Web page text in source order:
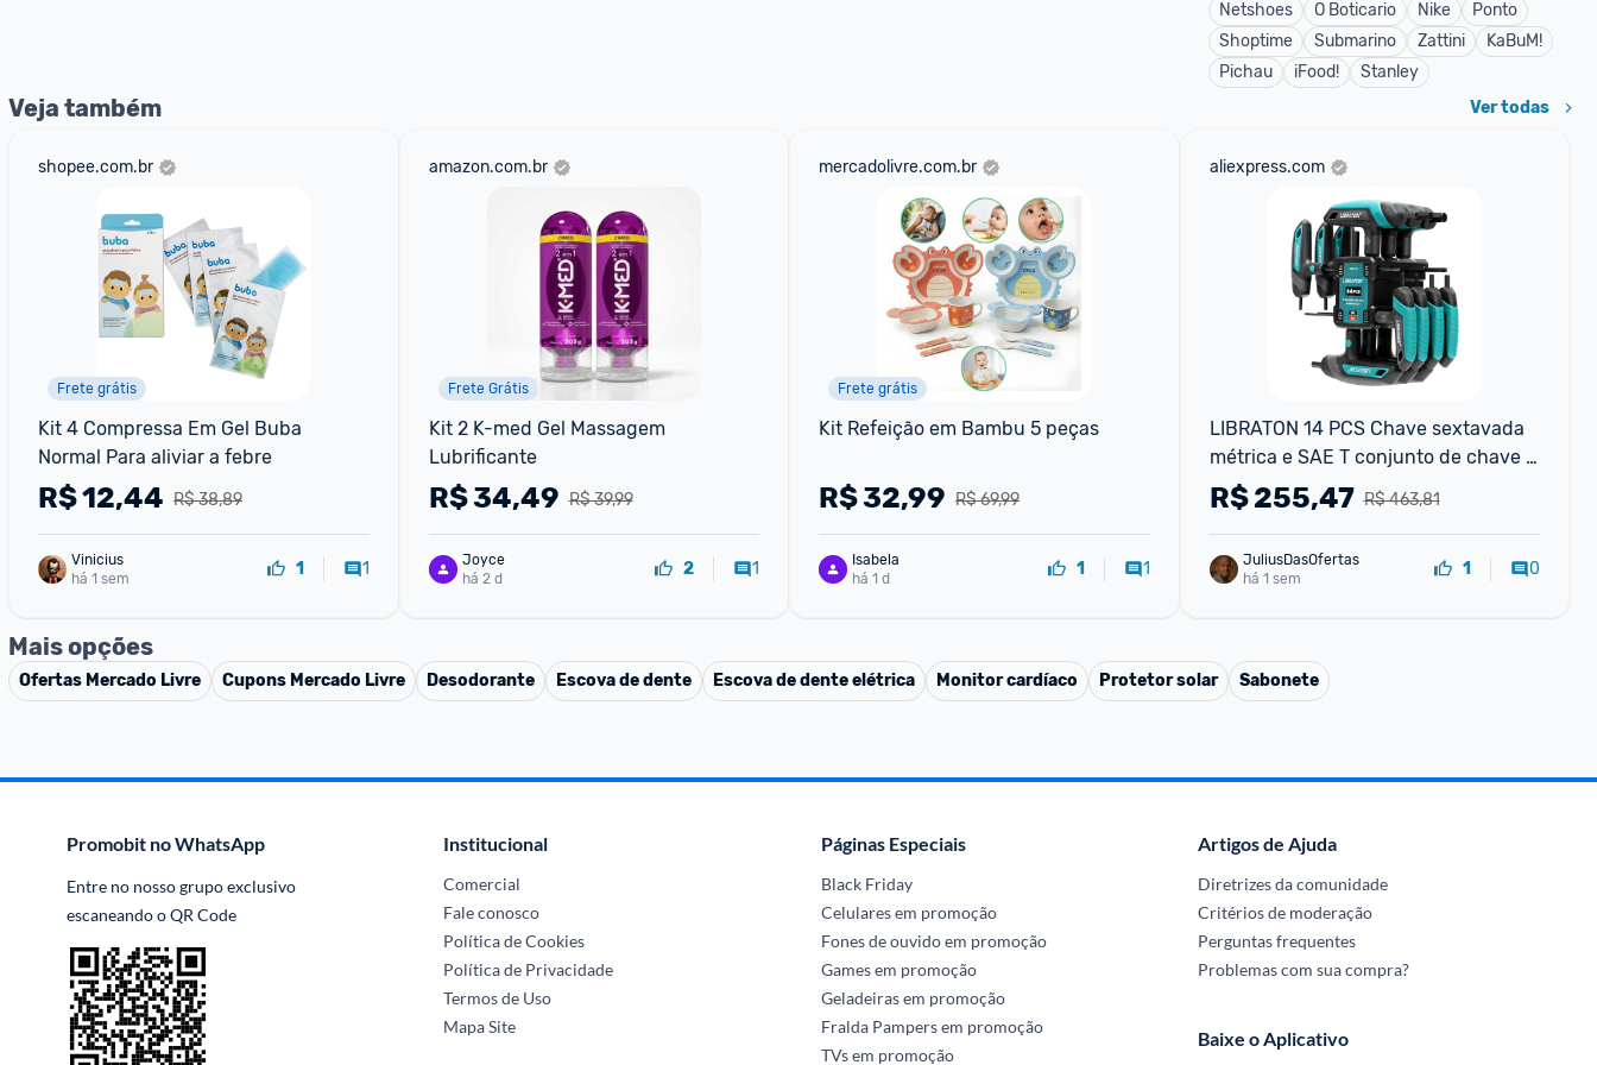
Netshoes
O Boticario Nike
Ponto
Shoptime
Submarino Zattini
KaBuM!
Pichau
iFood! Stanley
Veja também Ver todas
shopee.com.br
Frete grátis
Kit 4 Compressa Em Gel Buba
Normal Para aliviar a febre
R$ 38,89
R$12,44
Vinicius
há 1 sem
1 1
amazon.com.br
Frete Grátis
Kit 2 K-med Gel Massagem
Lubrificante
R$ 39,99
R$34,49
Joyce
há 2 d
2 1
mercadolivre.com.br
Frete grátis
Kit Refeição em Bambu 5 peças
R$ 69,99
R$32,99
Isabela
há 1 d
1 1
aliexpress.com
LIBRATON 14 PCS Chave sextavada
métrica e SAE T conjunto de chave
Allen com alça em T ferramenta de
reparo de bicicl
R$ 463,81
R$255,47
JuliusDasOfertas
há 1 sem
1 0
Mais opções
Ofertas Mercado Livre Cupons Mercado Livre Desodorante Escova de dente Escova de dente elétrica Monitor cardíaco Protetor solar Sabonete
Promobit no WhatsApp
Entre no nosso grupo exclusivo
escaneando o QR Code
Institucional
Comercial
Fale conosco
Política de Cookies
Política de Privacidade
Termos de Uso
Mapa Site
Páginas Especiais
Black Friday
Celulares em promoção
Fones de ouvido em promoção
Games em promoção
Geladeiras em promoção
Fralda Pampers em promoção
TVs em promoção
Artigos de Ajuda
Diretrizes da comunidade
Critérios de moderação
Perguntas frequentes
Problemas com sua compra?
Baixe o Aplicativo